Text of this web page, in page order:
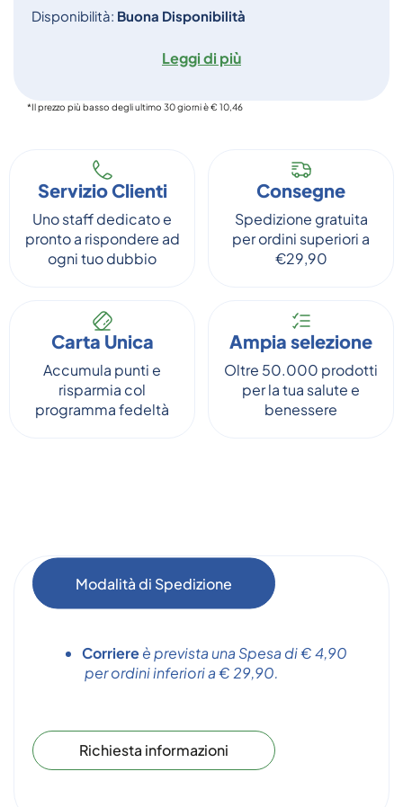
Disponibilità: Buona Disponibilità
Leggi di più
*Il prezzo più basso degli ultimo 30 giorni è € 10,46
Servizio Clienti
Uno staff dedicato e
pronto a rispondere ad
ogni tuo dubbio
Consegne
Spedizione gratuita
per ordini superiori a
€29,90
Carta Unica
Accumula punti e
risparmia col
programma fedeltà
Ampia selezione
Oltre 50.000 prodotti
per la tua salute e
benessere
Modalità di Spedizione
Corriereè prevista una Spesa di € 4,90
per ordini inferiori a € 29,90.
Richiesta informazioni